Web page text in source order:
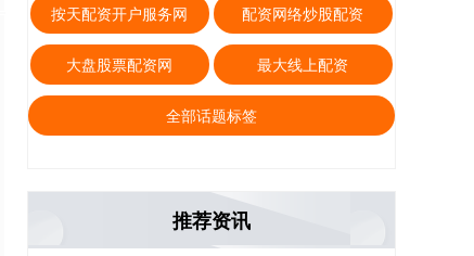
按天配资开户服务网 配资网络炒股配资
大盘股票配资网 最大线上配资
全部话题标签
推荐资讯